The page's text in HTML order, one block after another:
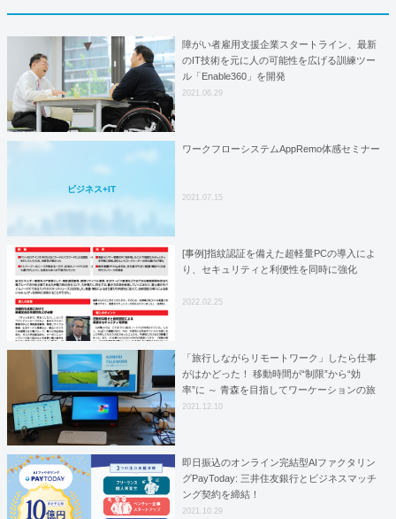
障がい者雇用支援企業スタートライン、最新
のIT技術を元に人の可能性を広げる訓練ツー
ル「Enable360」を開発
2021.06.29
ビジネス+IT
ワークフローシステムAppRemo体感セミナー
2021.07.15
[事例]指紋認証を備えた超軽量PCの導入によ
り、セキュリティと利便性を同時に強化
2022.02.25
「旅行しながらリモートワーク」したら仕事
がはかどった！ 移動時間が“制限”から“効
率”に ～ 青森を目指してワーケーションの旅
【甲斐祐樹の Work From ____ ：第9回】
2021.12.10
即日振込のオンライン完結型AIファクタリン
グPayToday: 三井住友銀行とビジネスマッチ
ング契約を締結！
2021.10.29